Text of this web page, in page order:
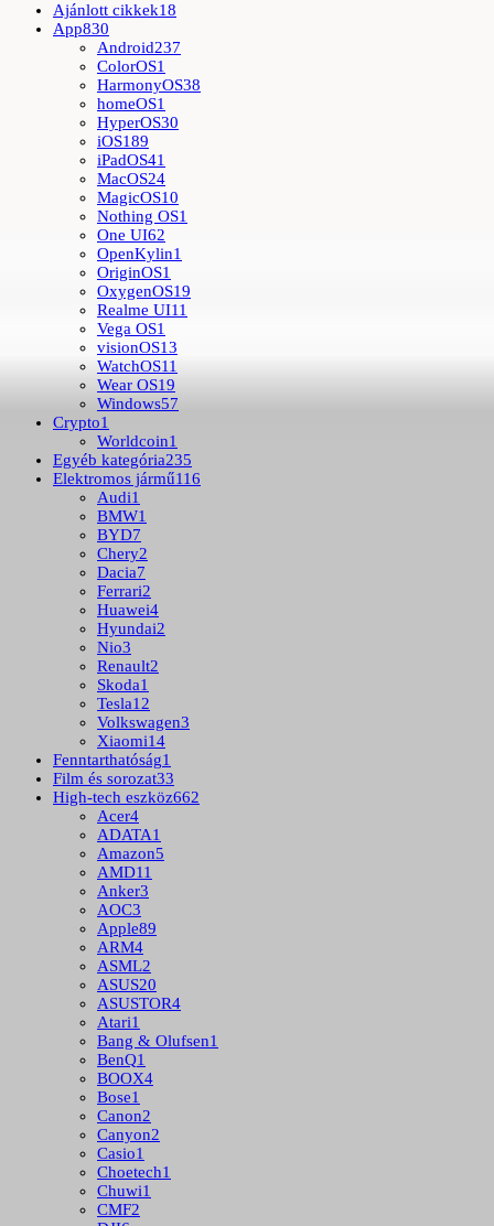
Ajánlott cikkek18
App830
Android237
ColorOS1
HarmonyOS38
homeOS1
HyperOS30
iOS189
iPadOS41
MacOS24
MagicOS10
Nothing OS1
One UI62
OpenKylin1
OriginOS1
OxygenOS19
Realme UI11
Vega OS1
visionOS13
WatchOS11
Wear OS19
Windows57
Crypto1
Worldcoin1
Egyéb kategória235
Elektromos jármű116
Audi1
BMW1
BYD7
Chery2
Dacia7
Ferrari2
Huawei4
Hyundai2
Nio3
Renault2
Skoda1
Tesla12
Volkswagen3
Xiaomi14
Fenntarthatóság1
Film és sorozat33
High-tech eszköz662
Acer4
ADATA1
Amazon5
AMD11
Anker3
AOC3
Apple89
ARM4
ASML2
ASUS20
ASUSTOR4
Atari1
Bang & Olufsen1
BenQ1
BOOX4
Bose1
Canon2
Canyon2
Casio1
Choetech1
Chuwi1
CMF2